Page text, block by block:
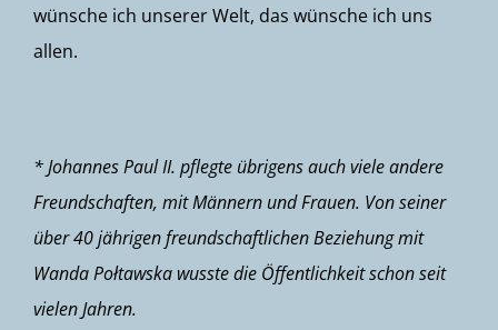
wünsche ich unserer Welt, das wünsche ich uns
allen.
* Johannes Paul II. pflegte übrigens auch viele andere
Freundschaften, mit Männern und Frauen. Von seiner
über 40 jährigen freundschaftlichen Beziehung mit
Wanda Połtawska wusste die Öffentlichkeit schon seit
vielen Jahren.